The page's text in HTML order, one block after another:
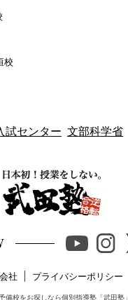
校
試センター 文部科学省
社 プライバシーポリシー
備校をお探しなら個別指導塾「武田塾」